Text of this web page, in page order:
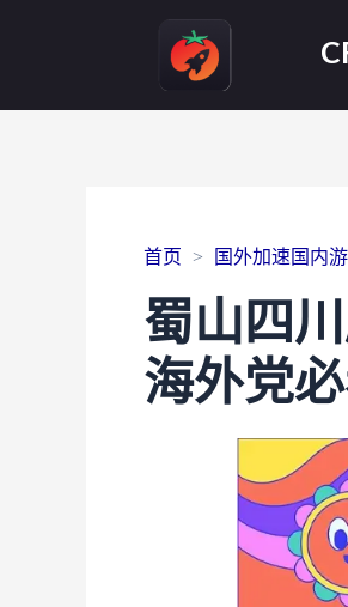
首页 国外加速国内
蜀山四
海外党